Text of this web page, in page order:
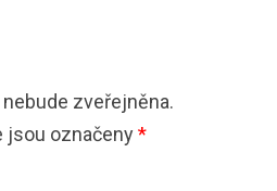
zveřejněna.
jsou označeny*